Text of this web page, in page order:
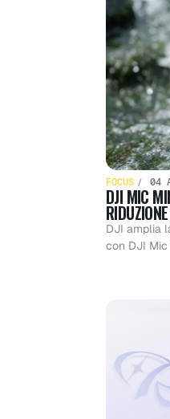
FOCUS 04
DJI MIC
DJI amplia
con DJI